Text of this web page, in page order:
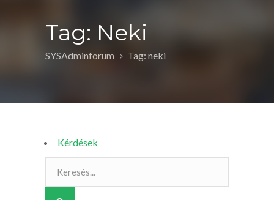
Tag: Neki
SYSAdminforum Tag: neki
Kérdések